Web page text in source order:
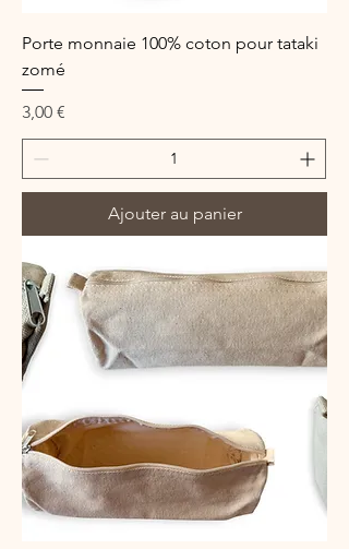
Porte monnaie 100% coton pour tataki
zomé
Prix
3,00 €
Ajouter au panier